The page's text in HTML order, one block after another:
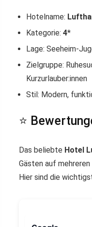
Hotelname:
Kategorie: 4*
Lage: Seeheim-
Zielgruppe:
Kurzurlauber:innen
Stil: Modern,
⭐
Das beliebte Hotel
Gästen auf
Hier sind die